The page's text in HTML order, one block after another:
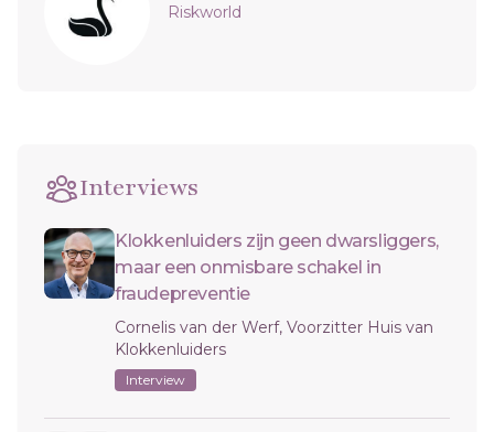
Riskworld
Interviews
Klokkenluiders zijn geen dwarsliggers,
maar een onmisbare schakel in
fraudepreventie
Cornelis van der Werf, Voorzitter Huis van
Klokkenluiders
Interview